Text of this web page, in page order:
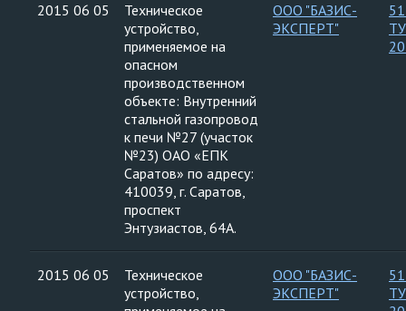
2015 06 05
Техническое
устройство,
применяемое на
опасном
производственном
объекте: Внутренний
стальной газопровод
к печи №27 (участок
№23) ОАО «ЕПК
Саратов» по адресу:
410039, г. Саратов,
проспект
Энтузиастов, 64А.
ООО "БАЗИС-
ЭКСПЕРТ"
2015 06 05
Техническое
устройство,
ООО "БАЗИС-
ЭКСПЕРТ"